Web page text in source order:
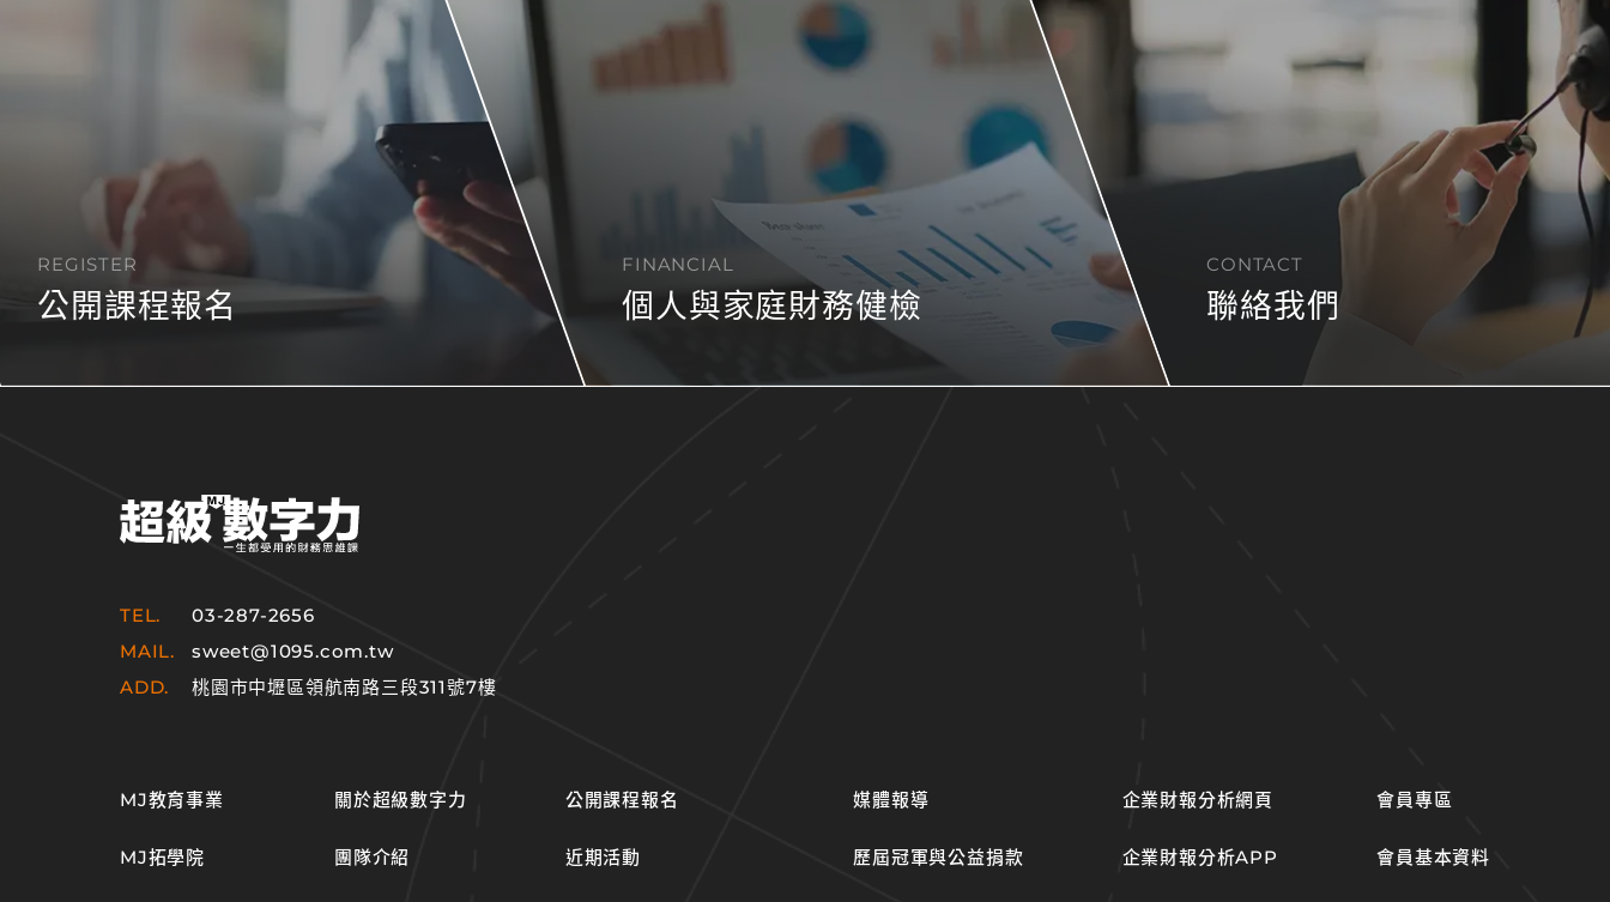
REGISTER
公開課程報名
FINANCIAL
個人與家庭財務健檢
CONTACT
聯絡我們
TEL.
03-287-2656
MAIL.
sweet@1095.com.tw
ADD.
桃園市中壢區領航南路三段311號7樓
MJ教育事業
MJ拓學院
關於超級數字力
團隊介紹
公開課程報名
近期活動
媒體報導
歷屆冠軍與公益捐款
企業財報分析網頁
企業財報分析APP
會員專區
會員基本資料